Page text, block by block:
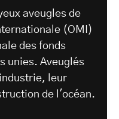
aveugles de
(OMI)
des fonds
unies. Aveuglés
leur
de l'océan.